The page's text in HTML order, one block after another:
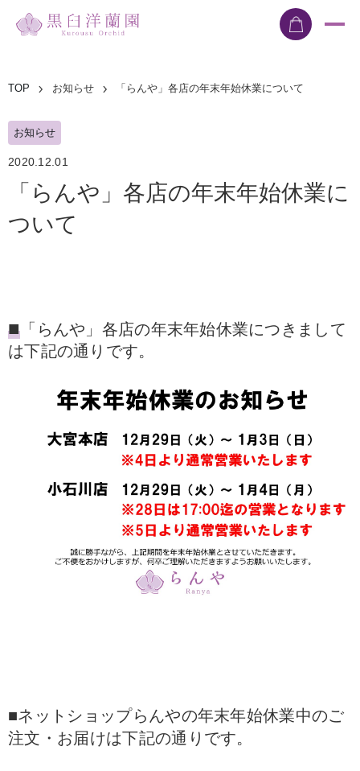
TOP お知らせ 「らんや」各店の年末年始休業について
お知らせ
2020.12.01
「らんや」各店の年末年始休業に
ついて
■ 「らんや」各店の年末年始休業につきまして
は下記の通りです。
■ネットショップらんやの年末年始休業中のご
注文・お届けは下記の通りです。